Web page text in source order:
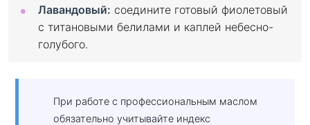
Лавандовый: соедините готовый фиолетовый
с титановыми белилами и каплей небесно-
голубого.
При работе с профессиональным маслом
обязательно учитывайте индекс